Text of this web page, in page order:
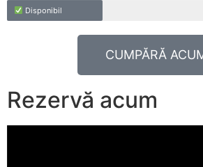
Disponibil
CUMPĂRĂ
Rezervă acum